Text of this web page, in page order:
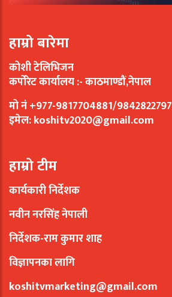
हाम्रो बारेमा
कोशी टेलिभिजन
कर्पोरेट कार्यालय :- काठमाण्डौं,नेपाल
मो नं +977-9817704881/9842822797
इमेल:koshitv2020@gmail.com
हाम्रो टीम
कार्यकारी निर्देशक
नवीन नरसिंह नेपाली
निर्देशक-राम कुमार शाह
विज्ञापनका लागि
koshitvmarketing@gmail.com